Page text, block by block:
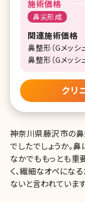
施術価格
鼻尖形成
関連施術価格
鼻整形（Gメッシ
鼻整形（Gメッ
クリ
神奈川県藤沢市の鼻
でしたでしょうか。
なかでももっとも重
く、繊細なオペにな
ないと言われています